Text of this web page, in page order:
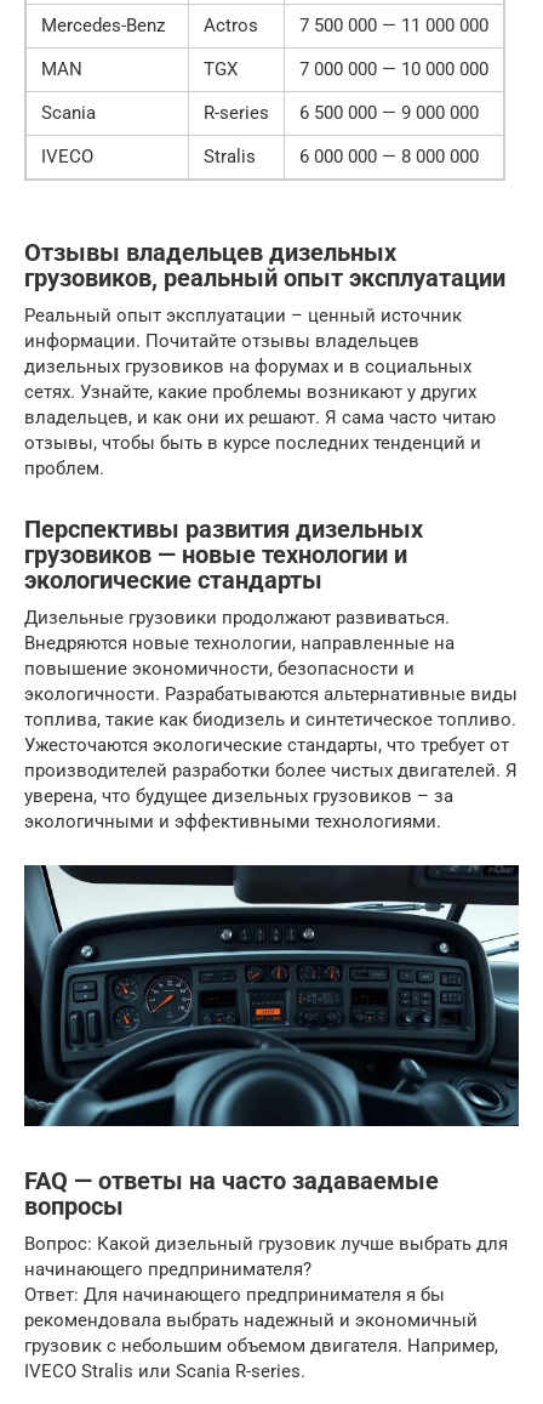
Mercedes-Benz
Actros
7 500 000 — 11 000 000
MAN
TGX
7 000 000 — 10 000 000
Scania
R-series
6 500 000 — 9 000 000
IVECO
Stralis 6 000 000 — 8 000 000
Отзывы владельцев дизельных
грузовиков, реальный опыт эксплуатации
Реальный опыт эксплуатации – ценный источник
информации. Почитайте отзывы владельцев
дизельных грузовиков на форумах и в социальных
сетях. Узнайте, какие проблемы возникают у других
владельцев, и как они их решают. Я сама часто читаю
отзывы, чтобы быть в курсе последних тенденций и
проблем.
Перспективы развития дизельных
грузовиков — новые технологии и
экологические стандарты
Дизельные грузовики продолжают развиваться.
Внедряются новые технологии, направленные на
повышение экономичности, безопасности и
экологичности. Разрабатываются альтернативные виды
топлива, такие как биодизель и синтетическое топливо.
Ужесточаются экологические стандарты, что требует от
производителей разработки более чистых двигателей. Я
уверена, что будущее дизельных грузовиков – за
экологичными и эффективными технологиями.
FAQ — ответы на часто задаваемые
вопросы
Вопрос: Какой дизельный грузовик лучше выбрать для
начинающего предпринимателя?
Ответ: Для начинающего предпринимателя я бы
рекомендовала выбрать надежный и экономичный
грузовик с небольшим объемом двигателя. Например,
IVECO Stralis или Scania R-series.